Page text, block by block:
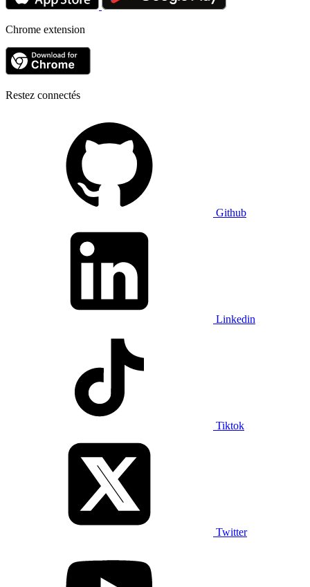
Chrome extension
Restez connectés
Github
Linkedin
Tiktok
Twitter